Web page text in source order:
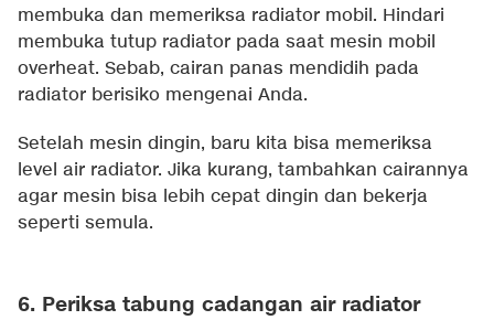
membuka dan memeriksa radiator mobil. Hindari
membuka tutup radiator pada saat mesin mobil
overheat. Sebab, cairan panas mendidih pada
radiator berisiko mengenai Anda.
Setelah mesin dingin, baru kita bisa memeriksa
level air radiator. Jika kurang, tambahkan cairannya
agar mesin bisa lebih cepat dingin dan bekerja
seperti semula.
6. Periksa tabung cadangan air radiator